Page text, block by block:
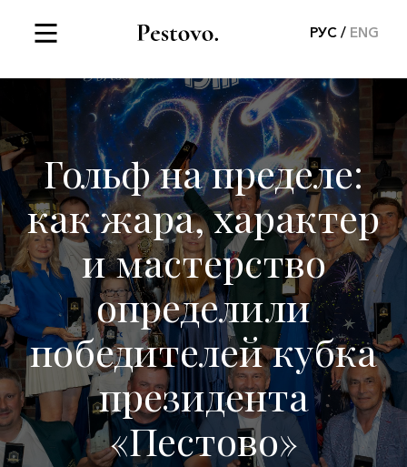
РУС ENG
Гольф на пределе:
как жара, характер
и мастерство
определили
победителей кубка
президента
«Пестово»